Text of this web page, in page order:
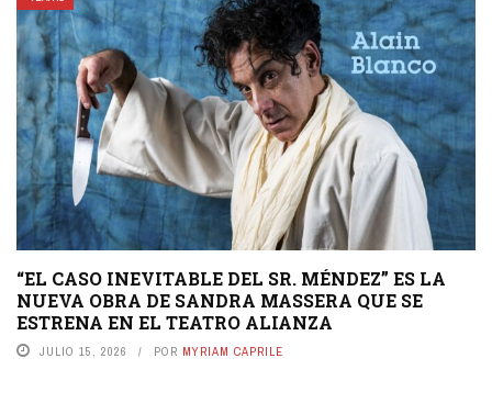
“EL CASO INEVITABLE DEL SR. MÉNDEZ” ES LA
NUEVA OBRA DE SANDRA MASSERA QUE SE
ESTRENA EN EL TEATRO ALIANZA
JULIO 15, 2026 POR MYRIAM CAPRILE